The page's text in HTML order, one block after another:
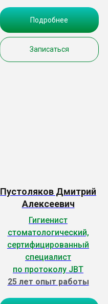
Подробнее
Записаться
Пустоляков Дмитрий
Алексеевич
Гигиенист
стоматологический,
сертифицированный
специалист
по протоколу JBT
25 лет опыт работы